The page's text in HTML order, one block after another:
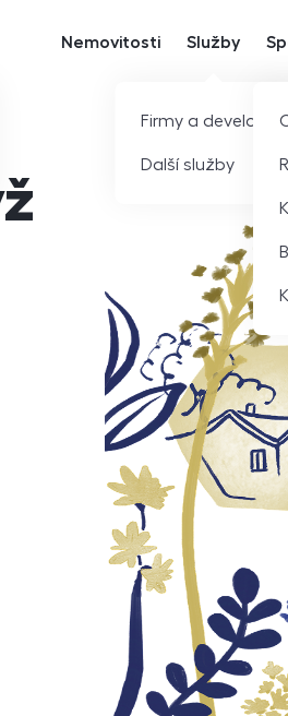
Nemovitosti Služby
Firmy a developeři
Další služby